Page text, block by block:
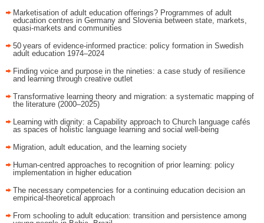
Marketisation of adult education offerings? Programmes of adult
education centres in Germany and Slovenia between state, markets,
quasi-markets and communities
50 years of evidence‑informed practice: policy formation in Swedish
adult education 1974–2024
Finding voice and purpose in the nineties: a case study of resilience
and learning through creative outlet
Transformative learning theory and migration: a systematic mapping of
the literature (2000–2025)
Learning with dignity: a Capability approach to Church language cafés
as spaces of holistic language learning and social well-being
Migration, adult education, and the learning society
Human-centred approaches to recognition of prior learning: policy
implementation in higher education
The necessary competencies for a continuing education decision an
empirical-theoretical approach
From schooling to adult education: transition and persistence among